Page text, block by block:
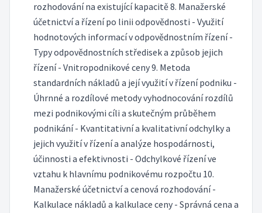
rozhodování na existující kapacitě 8. Manažerské
účetnictví a řízení po linii odpovědnosti - Využití
hodnotových informací v odpovědnostním řízení -
Typy odpovědnostních středisek a způsob jejich
řízení - Vnitropodnikové ceny 9. Metoda
standardních nákladů a její využití v řízení podniku -
Úhrnné a rozdílové metody vyhodnocování rozdílů
mezi podnikovými cíli a skutečným průběhem
podnikání - Kvantitativní a kvalitativní odchylky a
jejich využití v řízení a analýze hospodárnosti,
účinnosti a efektivnosti - Odchylkové řízení ve
vztahu k hlavnímu podnikovému rozpočtu 10.
Manažerské účetnictví a cenová rozhodování -
Kalkulace nákladů a kalkulace ceny - Správná cena a